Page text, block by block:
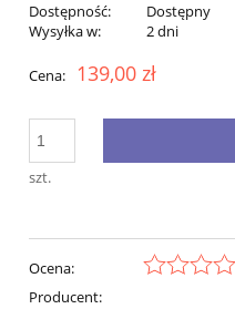
Dostępność:
Dostępny
Wysyłka w:
2 dni
Cena: 139,00 zł
szt.
Ocena:
Producent: